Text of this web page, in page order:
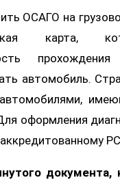
ОСАГО на
карта,
автомобиль.
оформления
документа,